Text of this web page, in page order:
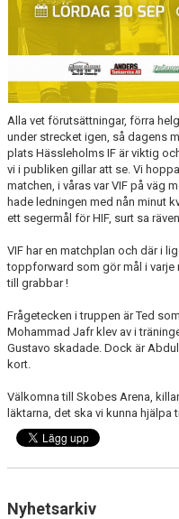
Alla vet förutsättningar, förra
under strecket igen, så dagens
plats Hässleholms IF är viktig
vi i publiken gillar att se. Vi
matchen, i våras var VIF på väg
hade ledningen med nån minut
ett segermål för HIF, surt sa
VIF har en matchplan och där i
toppforward som gör mål i varje
till grabbar !
Frågetecken i truppen är Ted
Mohammad Jafr klev av i
Gustavo skadade. Dock är
kort.
Välkomna till Skobes Arena,
läktarna, det ska vi kunna hjälpa
Nyhetsarkiv